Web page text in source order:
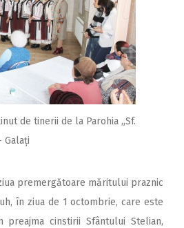
de tinerii de la Parohia „Sf.
Galați
premergătoare măritului praznic
în ziua de 1 octombrie, care este
preajma cinstirii Sfântului Stelian,